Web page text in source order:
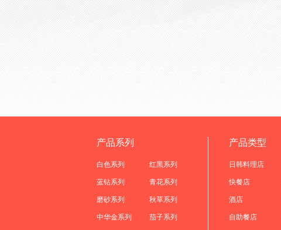
产品系列
白色系列 红黑系列
蓝钻系列 青花系列
磨砂系列 秋草系列
中华金系列 茄子系列
产品类型
日韩料理店
快餐店
酒店
自助餐店